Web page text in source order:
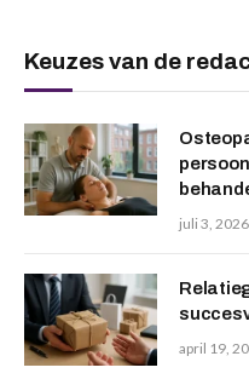
Keuzes van de
juli 3, 2026
april 19,